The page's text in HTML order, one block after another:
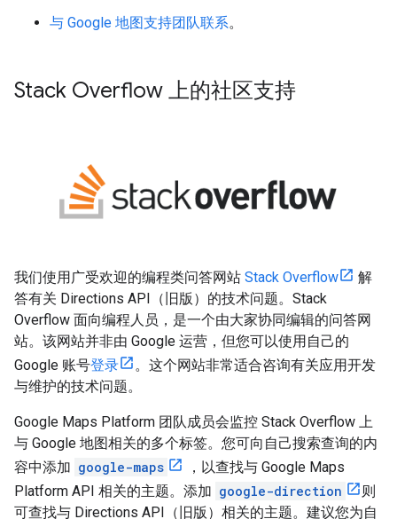
与 Google 地图支持团队联系。
Stack Overflow 上的社区支持
我们使用广受欢迎的编程类问答网站 Stack Overflow
解
答有关 Directions API（旧版）的技术问题。Stack
Overflow 面向编程人员，是一个由大家协同编辑的问答网
站。该网站并非由 Google 运营，但您可以使用自己的
Google 账号登录
。这个网站非常适合咨询有关应用开发
与维护的技术问题。
Google Maps Platform 团队成员会监控 Stack Overflow 上
与 Google 地图相关的多个标签。您可向自己搜索查询的内
容中添加 google-maps
，以查找与 Google Maps
Platform API 相关的主题。添加 google-direction
则
可查找与 Directions API（旧版）相关的主题。建议您为自